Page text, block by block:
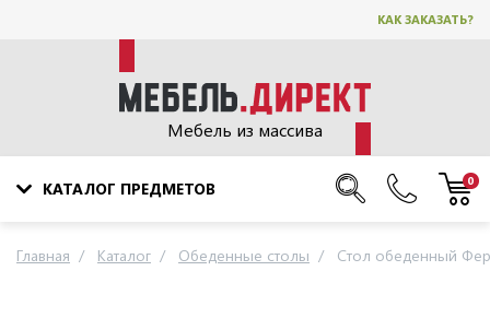
КАК ЗАКАЗАТЬ?
Мебель из массива
КАТАЛОГ ПРЕДМЕТОВ 0
Главная Каталог Обеденные столы Стол обеденный